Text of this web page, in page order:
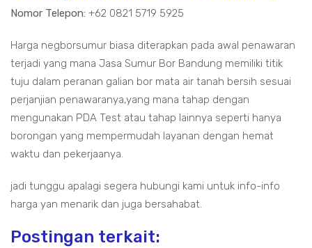
Nomor Telepon: +62 0821 5719 5925
Harga negborsumur biasa diterapkan pada awal penawaran
terjadi yang mana Jasa Sumur Bor Bandung memiliki titik
tuju dalam peranan galian bor mata air tanah bersih sesuai
perjanjian penawaranya,yang mana tahap dengan
mengunakan PDA Test atau tahap lainnya seperti hanya
borongan yang mempermudah layanan dengan hemat
waktu dan pekerjaanya.
jadi tunggu apalagi segera hubungi kami untuk info-info
harga yan menarik dan juga bersahabat.
Postingan terkait: